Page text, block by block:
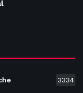
3334